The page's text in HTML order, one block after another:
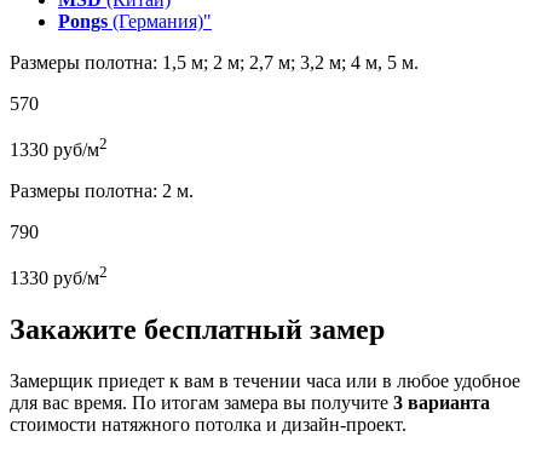
Pongs (Германия)"
Размеры полотна: 1,5 м; 2 м; 2,7 м; 3,2 м; 4 м, 5 м.
570
1330 руб/м2
Размеры полотна: 2 м.
790
1330 руб/м2
Закажите бесплатный замер
Замерщик приедет к вам в течении часа или в любое удобное
для вас время. По итогам замера вы получите 3 варианта
стоимости натяжного потолка и дизайн-проект.